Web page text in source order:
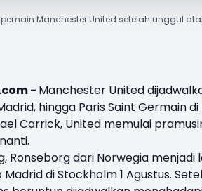
Manchester United setelah unggul
- Manchester United
hingga Paris Saint Germain
Carrick, United memulai
Ronseborg dari Norwegia
di Stockholm 1 Agustus.